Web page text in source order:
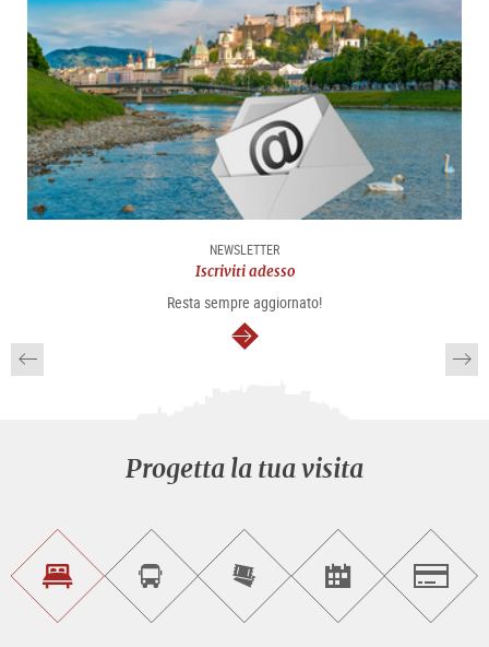
NEWSLETTER
Iscriviti adesso
Resta sempre aggiornato!
segue
Progetta la tua visita
Trova
un
alloggio
Prenota
un
sightseeing
Compra
biglietti
Trova
gli
eventi